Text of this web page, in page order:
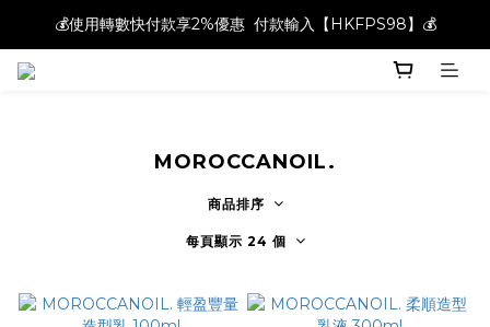
💰使用轉數快付款享2%優惠  付款輸入【HKFPS98】💰
💰使用轉數快付款享2%優惠  付款輸入【HKFPS98】💰
新註冊會員即享$20購物金｜全店滿$400本地免運費📦!
MOROCCANOIL.
商品排序
每頁顯示 24 個